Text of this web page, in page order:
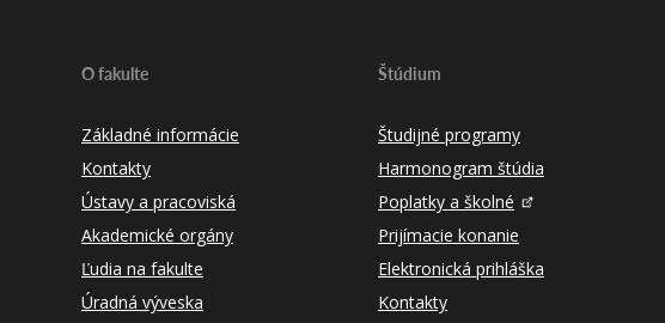
O fakulte
Základné informácie
Kontakty
Ústavy a pracoviská
Akademické orgány
Ľudia na fakulte
Úradná výveska
Štúdium
Študijné programy
Harmonogram štúdia
Poplatky a školné
Prijímacie konanie
Elektronická prihláška
Kontakty